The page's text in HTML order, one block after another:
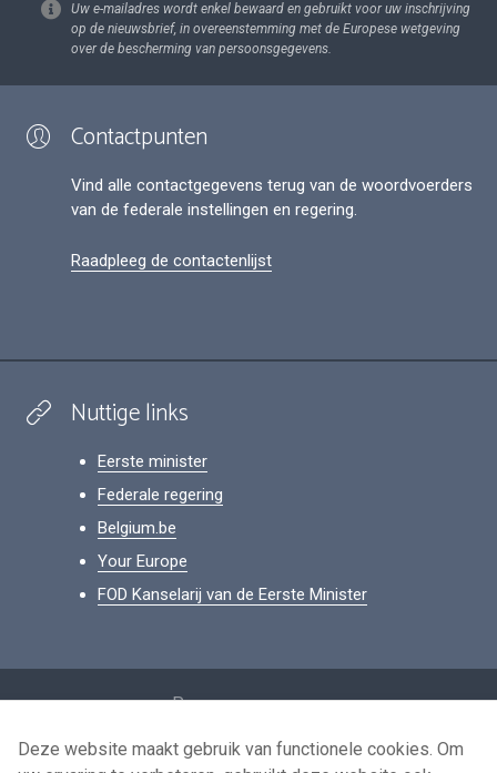
Uw e-mailadres wordt enkel bewaard en gebruikt voor uw inschrijving
op de nieuwsbrief, in overeenstemming met de Europese wetgeving
over de bescherming van persoonsgegevens.
Contactpunten
Vind alle contactgegevens terug van de woordvoerders
van de federale instellingen en regering.
Raadpleeg de contactenlijst
Nuttige links
Eerste minister
Federale regering
Belgium.be
Your Europe
FOD Kanselarij van de Eerste Minister
Persoonsgegevens
Voorwaarden voor het hergebruik
Deze website maakt gebruik van functionele cookies. Om